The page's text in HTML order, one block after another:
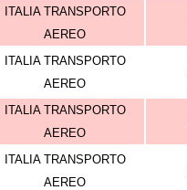
ITALIA TRANSPORTO
AEREO
ITALIA TRANSPORTO
AEREO
ITALIA TRANSPORTO
AEREO
ITALIA TRANSPORTO
AEREO